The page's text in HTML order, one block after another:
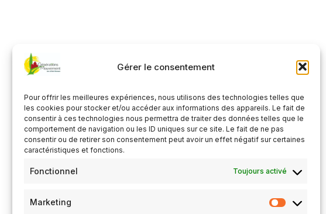
Gérer le consentement
Pour offrir les meilleures expériences, nous utilisons des technologies telles que
les cookies pour stocker et/ou accéder aux informations des appareils. Le fait de
consentir à ces technologies nous permettra de traiter des données telles que le
comportement de navigation ou les ID uniques sur ce site. Le fait de ne pas
consentir ou de retirer son consentement peut avoir un effet négatif sur certaines
caractéristiques et fonctions.
Fonctionnel Toujours activé
Marketing